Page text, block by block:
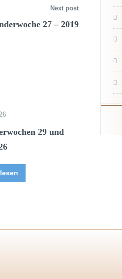
Next post
27 – 2019
29 und